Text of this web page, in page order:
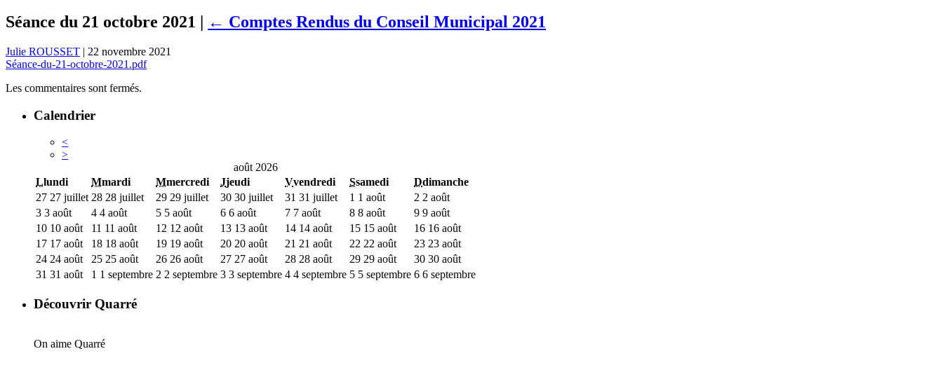
Séance du 21 octobre 2021 | ← Comptes Rendus du Conseil Municipal 2021
Julie ROUSSET | 22 novembre 2021
Séance-du-21-octobre-2021.pdf
Les commentaires sont fermés.
Calendrier
<
>
août 2026
Llundi Mmardi Mmercredi Jjeudi Vvendredi Ssamedi Ddimanche
27 27 juillet 28 28 juillet 29 29 juillet 30 30 juillet 31 31 juillet 1 1 août 2 2 août
3 3 août 4 4 août 5 5 août 6 6 août 7 7 août 8 8 août 9 9 août
10 10 août 11 11 août 12 12 août 13 13 août 14 14 août 15 15 août 16 16 août
17 17 août 18 18 août 19 19 août 20 20 août 21 21 août 22 22 août 23 23 août
24 24 août 25 25 août 26 26 août 27 27 août 28 28 août 29 29 août 30 30 août
31 31 août 1 1 septembre 2 2 septembre 3 3 septembre 4 4 septembre 5 5 septembre 6 6 septembre
Découvrir Quarré
On aime Quarré